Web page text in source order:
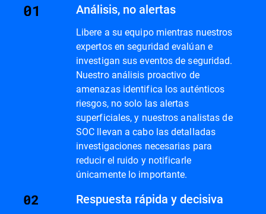
Análisis, no alertas
Libere a su equipo mientras nuestros
expertos en seguridad evalúan e
investigan sus eventos de seguridad.
Nuestro análisis proactivo de
amenazas identifica los auténticos
riesgos, no solo las alertas
superficiales, y nuestros analistas de
SOC llevan a cabo las detalladas
investigaciones necesarias para
reducir el ruido y notificarle
únicamente lo importante.
Respuesta rápida y decisiva